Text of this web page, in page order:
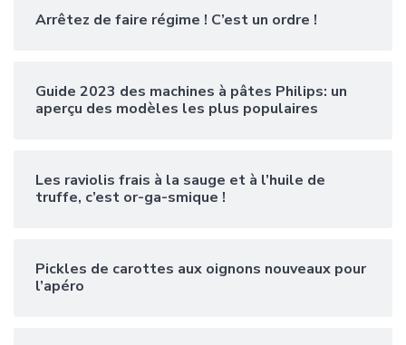
Arrêtez de faire régime ! C’est un ordre !
Guide 2023 des machines à pâtes Philips: un
aperçu des modèles les plus populaires
Les raviolis frais à la sauge et à l’huile de
truffe, c’est or-ga-smique !
Pickles de carottes aux oignons nouveaux pour
l’apéro